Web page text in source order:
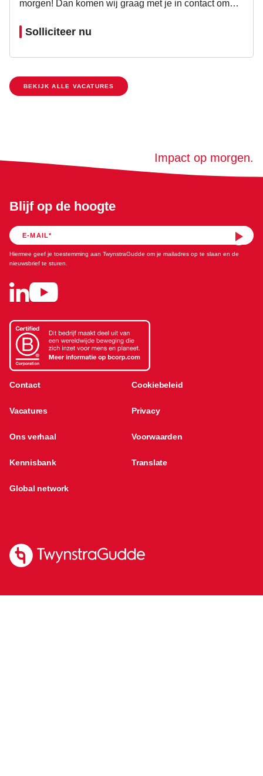
morgen! Dan komen wij graag met je in contact om
bieden. Laat ons weten waarom jij ons team wilt...
Solliciteer nu
BEKIJK ALLE VACATURES
Contact Cookiebeleid
Vacatures Privacy
Ons verhaal Voorwaarden
Kennisbank Translate
Global network
Blijf op de hoogte
Hiermee geef je toestemming aan TwynstraGudde om je mailadres op te slaan en de
nieuwsbrief te sturen.
Impact op morgen.